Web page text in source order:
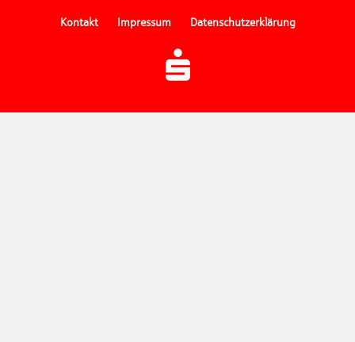
Kontakt Impressum Datenschutzerklärung